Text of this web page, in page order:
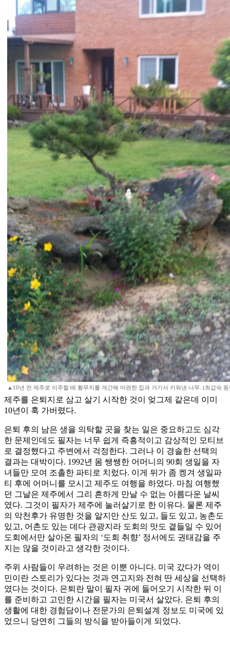
▲10년 전 제주로 이주할 때 황무지를 개간해 마련한 집과 거기서 키워낸 나무. (최갑숙
제주를 은퇴지로 삼고 살기 시작한 것이 엊그제 같은데 이미
10년이 훅 가버렸다.
은퇴 후의 남은 생을 의탁할 곳을 찾는 일은 중요하고도 심각
한 문제인데도 필자는 너무 쉽게 즉흥적이고 감상적인 모티브
로 결정했다고 주변에서 걱정한다. 그러나 이 경솔한 선택의
결과는 대박이다. 1992년 몸 쌩쌩한 어머니의 90회 생일을 자
녀들만 모여 조촐한 파티로 치렀다. 이게 뒤가 좀 켕겨 생일파
티 후에 어머니를 모시고 제주도 여행을 하였다. 마침 여행했
던 그날은 제주에서 그리 흔하게 만날 수 없는 아름다운 날씨
였다. 그것이 필자가 제주에 눌러살기로 한 이유다. 물론 제주
의 악천후가 유명한 것을 알지만 산도 있고, 들도 있고, 농촌도
있고, 어촌도 있는 데다 관광지라 도회의 맛도 곁들일 수 있어
도회에서만 살아온 필자의 ‘도회 취향’ 정서에도 권태감을 주
지는 않을 것이라고 생각한 것이다.
주위 사람들이 우려하는 것은 이뿐 아니다. 미국 갔다가 역이
민이란 스토리가 있다는 것과 연고지와 전혀 딴 세상을 선택하
였다는 것이다. 은퇴란 말이 필자 귀에 들어오기 시작한 뒤 이
를 준비하고 고민한 시간을 필자는 미국서 살았다. 은퇴 후의
생활에 대한 경험담이나 전문가의 은퇴설계 정보도 미국에 있
었으니 당연히 그들의 방식을 받아들이게 되었다.